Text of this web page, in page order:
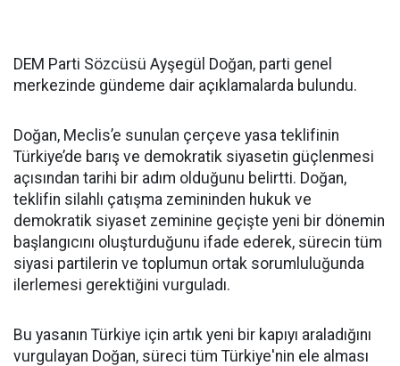
DEM Parti Sözcüsü Ayşegül Doğan, parti genel
merkezinde gündeme dair açıklamalarda bulundu.
Doğan, Meclis’e sunulan çerçeve yasa teklifinin
Türkiye’de barış ve demokratik siyasetin güçlenmesi
açısından tarihi bir adım olduğunu belirtti. Doğan,
teklifin silahlı çatışma zemininden hukuk ve
demokratik siyaset zeminine geçişte yeni bir dönemin
başlangıcını oluşturduğunu ifade ederek, sürecin tüm
siyasi partilerin ve toplumun ortak sorumluluğunda
ilerlemesi gerektiğini vurguladı.
Bu yasanın Türkiye için artık yeni bir kapıyı araladığını
vurgulayan Doğan, süreci tüm Türkiye'nin ele alması